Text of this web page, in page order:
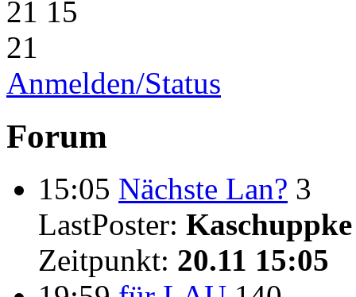
21 15
21
Anmelden/Status
Forum
15:05 Nächste Lan? 3
LastPoster: Kaschuppke
Zeitpunkt: 20.11 15:05